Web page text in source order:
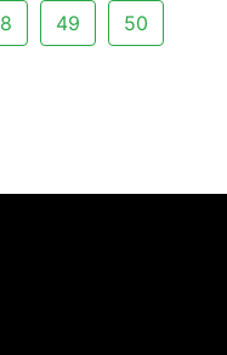
49 50